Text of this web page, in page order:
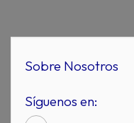
Sobre Nosotros
Síguenos en: